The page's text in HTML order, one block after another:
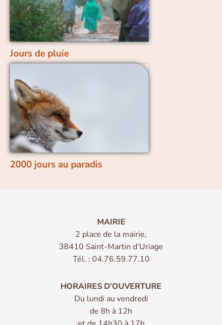
Jours de pluie
2000 jours au paradis
MAIRIE
2 place de la mairie,
38410 Saint-Martin d’Uriage
Tél. : 04.76.59.77.10
HORAIRES D’OUVERTURE
Du lundi au vendredi
de 8h à 12h